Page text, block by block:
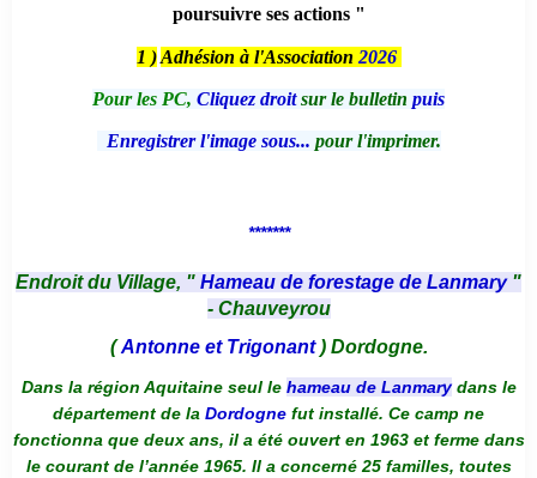
poursuivre ses actions "
1 ) Adhésion à l'Association 2026
Pour les PC, Cliquez droitsur le bulletin puis
Enregistrer l'image sous... pour l'imprimer.
*******
Endroit du Village, " Hameau de forestage de Lanmary "
- Chauveyrou
(Antonne et Trigonant) Dordogne.
Dans la région Aquitaine seul le hameau de Lanmarydans le
département de la Dordogne fut installé. Ce camp ne
fonctionna que deux ans, il a été ouvert en 1963 et ferme dans
le courant de l’année 1965. Il a concerné 25 familles, toutes